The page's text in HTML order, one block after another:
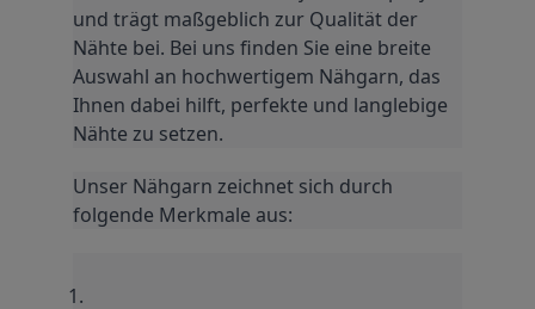
und trägt maßgeblich zur Qualität der
Nähte bei. Bei uns finden Sie eine breite
Auswahl an hochwertigem Nähgarn, das
Ihnen dabei hilft, perfekte und langlebige
Nähte zu setzen.
Unser Nähgarn zeichnet sich durch
folgende Merkmale aus: